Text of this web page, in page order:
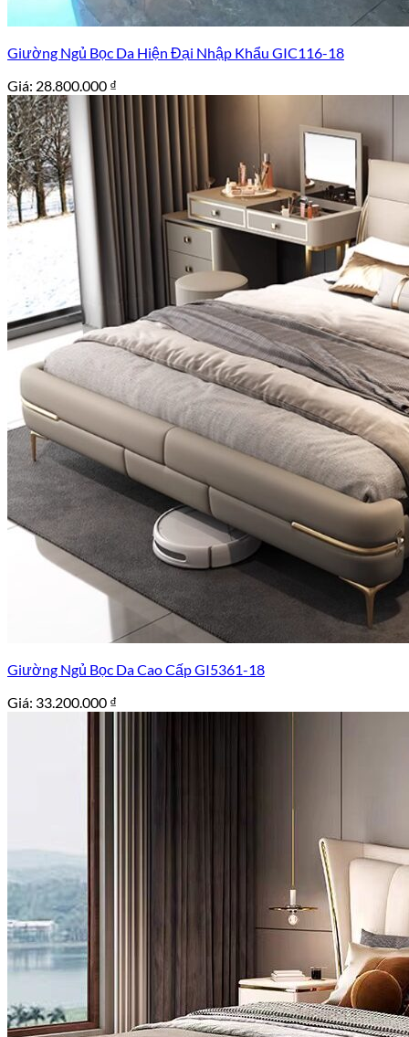
Giường Ngủ Bọc Da Hiện Đại Nhập Khẩu GIC116-18
Giá: 28.800.000 ₫
Giường Ngủ Bọc Da Cao Cấp GI5361-18
Giá: 33.200.000 ₫